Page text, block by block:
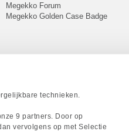
technieken.
9 partners. Door op
vervolgens op met Selectie
Megekko Forum
Megekko Golden Case Badge